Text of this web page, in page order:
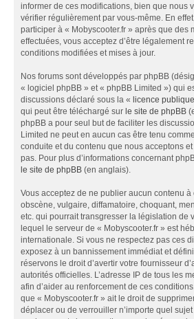
informer de ces modifications, bien que nous
vérifier régulièrement par vous-même. En
participer à « Mobyscooter.fr » après que des
effectuées, vous acceptez d’être légalement
conditions modifiées et mises à jour.
Nos forums sont développés par phpBB
« logiciel phpBB » et « phpBB Limited ») qui
discussions déclaré sous la « licence
qui peut être téléchargé sur le site de phpBB
phpBB a pour seul but de faciliter les
Limited ne peut en aucun cas être tenu
conduite et du contenu que nous acceptons
pas. Pour plus d’informations concernant
le site de phpBB (en anglais).
Vous acceptez de ne publier aucun contenu à
obscène, vulgaire, diffamatoire, choquant,
etc. qui pourrait transgresser la législation de
lequel le serveur de « Mobyscooter.fr » est
internationale. Si vous ne respectez pas ces
exposez à un bannissement immédiat et
réservons le droit d’avertir votre fournisseur
autorités officielles. L’adresse IP de tous les
afin d’aider au renforcement de ces
que « Mobyscooter.fr » ait le droit de
déplacer ou de verrouiller n’importe quel sujet